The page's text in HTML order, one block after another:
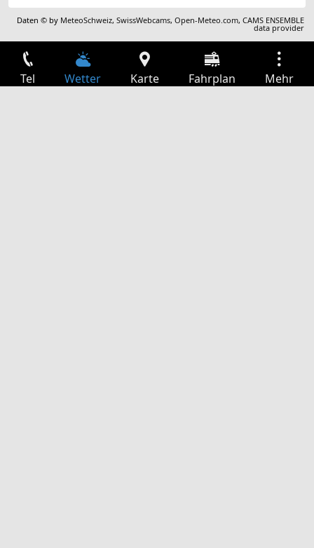
Daten © by MeteoSchweiz,SwissWebcams,Open-Meteo.com,CAMS ENSEMBLE
data provider
Tel Wetter Karte Fahrplan Mehr